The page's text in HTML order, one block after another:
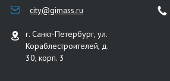
city@gimass.ru
г. Санкт-Петербург, ул.
Кораблестроителей, д.
30, корп. 3